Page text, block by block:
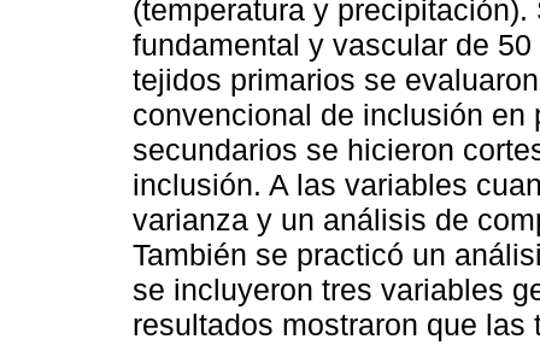
(temperatura y
fundamental y vascular de
tejidos primarios se
convencional de inclusión en
secundarios se hicieron
inclusión. A las variables
varianza y un análisis de
También se practicó un
se incluyeron tres variables
resultados mostraron que